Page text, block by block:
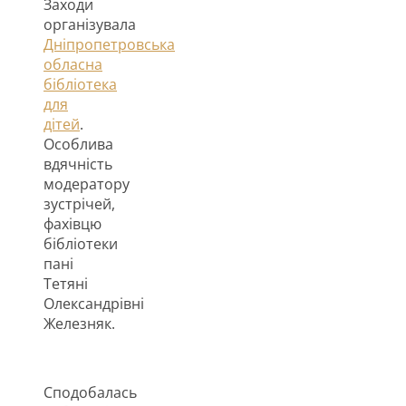
Заходи
організувала
Дніпропетровська
обласна
бібліотека
для
дітей.
Особлива
вдячність
модератору
зустрічей,
фахівцю
бібліотеки
пані
Тетяні
Олександрівні
Железняк.
Сподобалась